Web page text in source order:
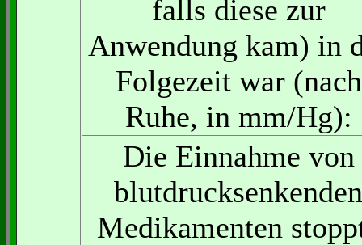
falls diese zur
Anwendung kam) in
Folgezeit war (nach
Ruhe, in mm/Hg):
Die Einnahme von
blutdrucksenkenden
Medikamenten